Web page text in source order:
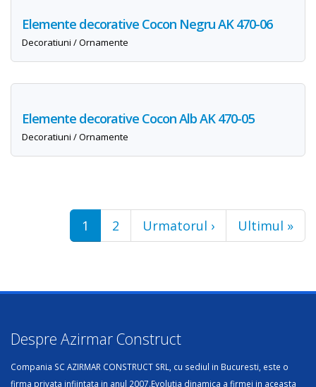
Elemente decorative Cocon Negru AK 470-06
Decoratiuni / Ornamente
Elemente decorative Cocon Alb AK 470-05
Decoratiuni / Ornamente
1 2 Urmatorul › Ultimul »
Despre Azirmar Construct
Compania SC AZIRMAR CONSTRUCT SRL, cu sediul in Bucuresti, este o
firma privata infiintata in anul 2007.Evolutia dinamica a firmei in aceasta